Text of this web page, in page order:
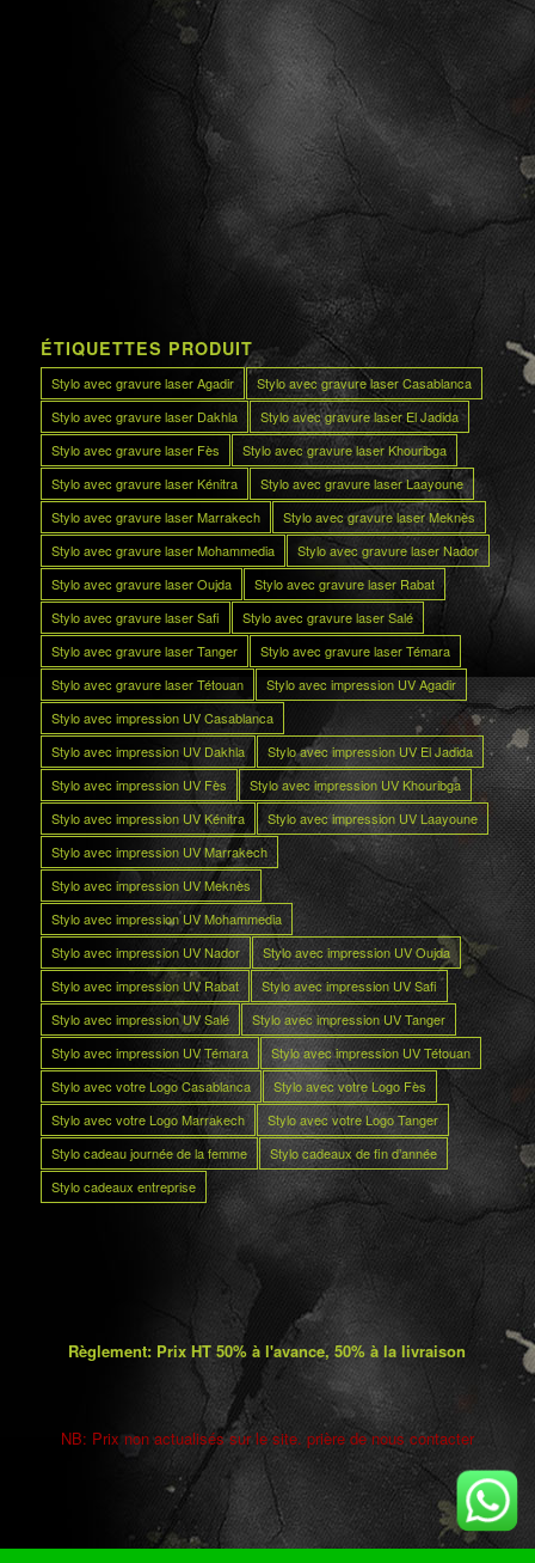
ÉTIQUETTES PRODUIT
Stylo avec gravure laser Agadir
Stylo avec gravure laser Casablanca
Stylo avec gravure laser Dakhla
Stylo avec gravure laser El Jadida
Stylo avec gravure laser Fès
Stylo avec gravure laser Khouribga
Stylo avec gravure laser Kénitra
Stylo avec gravure laser Laayoune
Stylo avec gravure laser Marrakech
Stylo avec gravure laser Meknès
Stylo avec gravure laser Mohammedia
Stylo avec gravure laser Nador
Stylo avec gravure laser Oujda
Stylo avec gravure laser Rabat
Stylo avec gravure laser Safi
Stylo avec gravure laser Salé
Stylo avec gravure laser Tanger
Stylo avec gravure laser Témara
Stylo avec gravure laser Tétouan
Stylo avec impression UV Agadir
Stylo avec impression UV Casablanca
Stylo avec impression UV Dakhla
Stylo avec impression UV El Jadida
Stylo avec impression UV Fès
Stylo avec impression UV Khouribga
Stylo avec impression UV Kénitra
Stylo avec impression UV Laayoune
Stylo avec impression UV Marrakech
Stylo avec impression UV Meknès
Stylo avec impression UV Mohammedia
Stylo avec impression UV Nador
Stylo avec impression UV Oujda
Stylo avec impression UV Rabat
Stylo avec impression UV Safi
Stylo avec impression UV Salé
Stylo avec impression UV Tanger
Stylo avec impression UV Témara
Stylo avec impression UV Tétouan
Stylo avec votre Logo Casablanca
Stylo avec votre Logo Fès
Stylo avec votre Logo Marrakech
Stylo avec votre Logo Tanger
Stylo cadeau journée de la femme
Stylo cadeaux de fin d’année
Stylo cadeaux entreprise
Règlement: Prix HT 50% à l'avance, 50% à la livraison
NB: Prix non actualisés sur le site. prière de nous contacter
5